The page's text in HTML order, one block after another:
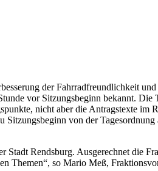
der Fahrradfreundlichkeit
vor Sitzungsbeginn bekannt.
nicht aber die Antragstexte im
von der
Rendsburg. Ausgerechnet die
Themen“, so Mario Meß,